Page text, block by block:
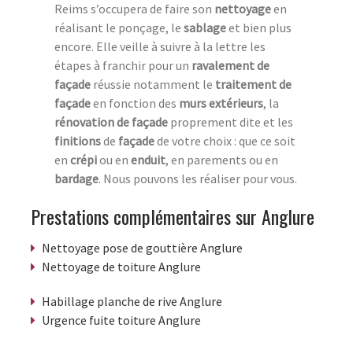
Reims s’occupera de faire son nettoyageen
réalisant le ponçage, le sablageet bien plus
encore. Elle veille à suivre à la lettre les
étapes à franchir pour un ravalement de
façade réussie notamment le traitement de
façadeen fonction des murs extérieurs, la
rénovation de façade proprement dite et les
finitionsde façadede votre choix : que ce soit
en crépiou en enduit, en parements ou en
bardage. Nous pouvons les réaliser pour vous.
Prestations complémentaires sur Anglure
Nettoyage pose de gouttière Anglure
Nettoyage de toiture Anglure
Habillage planche de rive Anglure
Urgence fuite toiture Anglure